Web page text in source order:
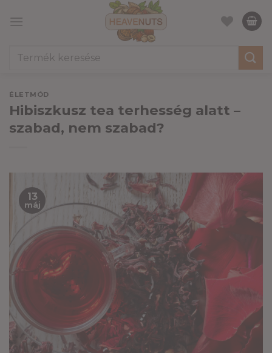
Keresés
ÉLETMÓD
Hibiszkusz tea terhesség alatt –
szabad, nem szabad?
13
máj